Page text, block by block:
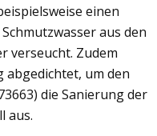
einen
aus den
verseucht. Zudem
abgedichtet, um den
die Sanierung der
aus.